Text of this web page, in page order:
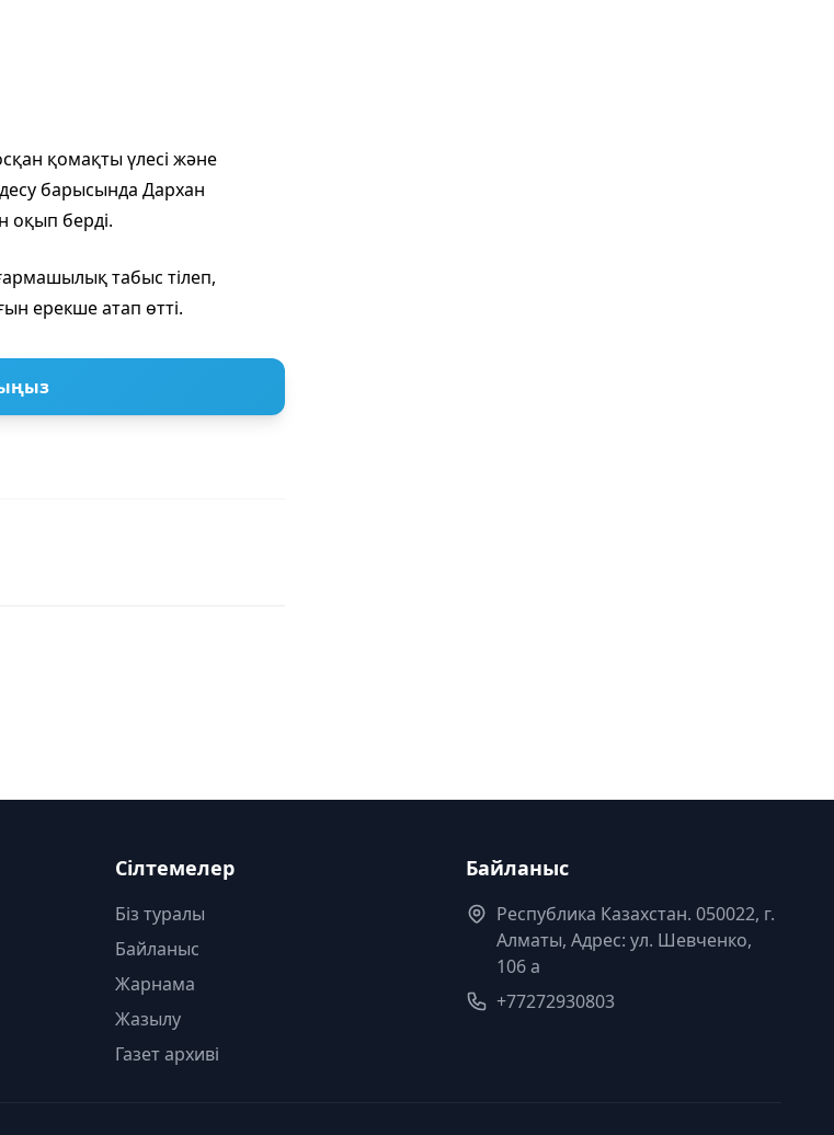
қомақты үлесі және
барысында Дархан
оқып берді.
табыс тілеп,
ерекше атап өтті.
Сілтемелер
Біз туралы
Байланыс
Жарнама
Жазылу
Газет архиві
Байланыс
Республика Казахстан. 050022, г.
Алматы, Адрес: ул. Шевченко,
106 а
+77272930803